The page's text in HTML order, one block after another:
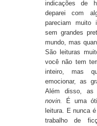
indicações de
deparei com
pareciam muito
sem grandes
mundo, mas
São leituras
você não tem
inteiro, mas
emocionar, as
Além disso, as
novin.
É uma
leitura. E nunca
trabalho de